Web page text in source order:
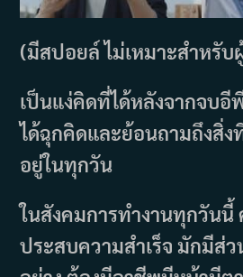
(มีสปอยล์ ไม่เหมาะสำหรับ
เป็นแง่คิดที่ได้หลังจากจบอี
ได้ฉุกคิดและย้อนถามถึงสิ่ง
อยู่ในทุกวัน
ในสังคมการทำงานทุกวันนี้
ประสบความสำเร็จ มักมีส่